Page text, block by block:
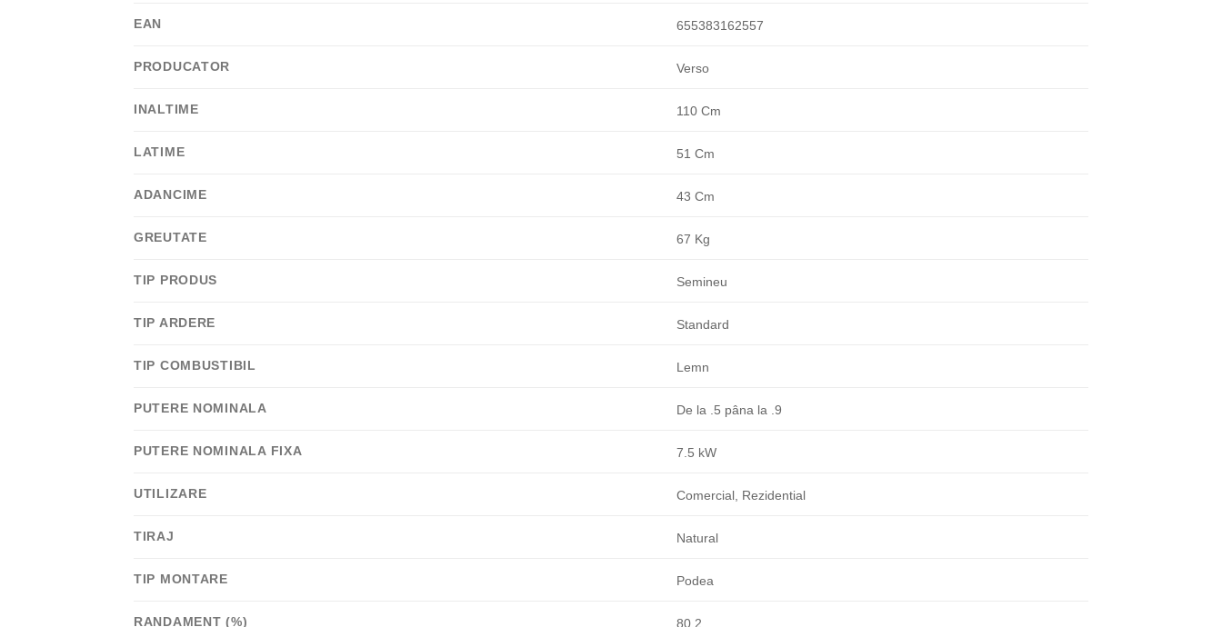
EAN 655383162557
PRODUCATOR Verso
INALTIME 110 Cm
LATIME 51 Cm
ADANCIME 43 Cm
GREUTATE 67 Kg
TIP PRODUS Semineu
TIP ARDERE Standard
TIP COMBUSTIBIL Lemn
PUTERE NOMINALA De la .5 pâna la .9
PUTERE NOMINALA FIXA 7.5 kW
UTILIZARE Comercial, Rezidential
TIRAJ Natural
TIP MONTARE Podea
RANDAMENT (%) 80.2